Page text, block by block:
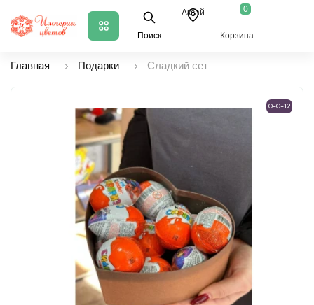
Поиск
Аксай 0
Корзина
Главная Подарки Сладкий сет
0-0-12